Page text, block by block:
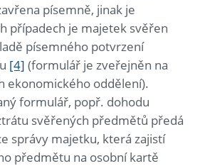
písemně, jinak je
případech je majetek svěřen
písemného potvrzení
[4] (formulář je zveřejněn na
ekonomického oddělení).
formulář, popř. dohodu
svěřených předmětů předá
správy majetku, která zajistí
předmětu na osobní kartě